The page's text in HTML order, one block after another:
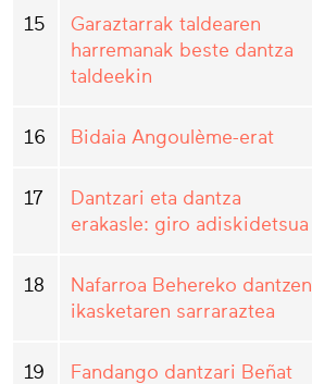
15
Garaztarrak taldearen
harremanak beste dantza
taldeekin
16 Bidaia Angoulème-erat
17
Dantzari eta dantza
erakasle: giro adiskidetsua
18
Nafarroa Behereko dantzen
ikasketaren sarraraztea
19
Fandango dantzari Beñat